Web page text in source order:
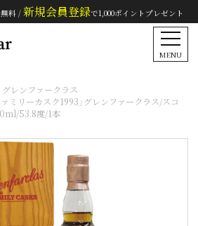
料 / 新規会員登録で1,000ポイントプレゼント
MENU
グレンファークラス
ミリーカスク1993」グレンファークラス/スコ
53.8度/1本